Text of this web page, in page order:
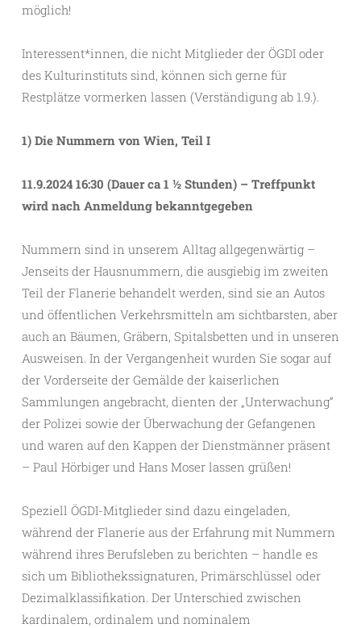
möglich!
Interessent*innen, die nicht Mitglieder der ÖGDI oder
des Kulturinstituts sind, können sich gerne für
Restplätze vormerken lassen (Verständigung ab 1.9.).
1) Die Nummern von Wien, Teil I
11.9.2024 16:30 (Dauer ca 1 ½ Stunden) – Treffpunkt
wird nach Anmeldung bekanntgegeben
Nummern sind in unserem Alltag allgegenwärtig –
Jenseits der Hausnummern, die ausgiebig im zweiten
Teil der Flanerie behandelt werden, sind sie an Autos
und öffentlichen Verkehrsmitteln am sichtbarsten, aber
auch an Bäumen, Gräbern, Spitalsbetten und in unseren
Ausweisen. In der Vergangenheit wurden Sie sogar auf
der Vorderseite der Gemälde der kaiserlichen
Sammlungen angebracht, dienten der „Unterwachung“
der Polizei sowie der Überwachung der Gefangenen
und waren auf den Kappen der Dienstmänner präsent
– Paul Hörbiger und Hans Moser lassen grüßen!
Speziell ÖGDI-Mitglieder sind dazu eingeladen,
während der Flanerie aus der Erfahrung mit Nummern
während ihres Berufsleben zu berichten – handle es
sich um Bibliothekssignaturen, Primärschlüssel oder
Dezimalklassifikation. Der Unterschied zwischen
kardinalem, ordinalem und nominalem